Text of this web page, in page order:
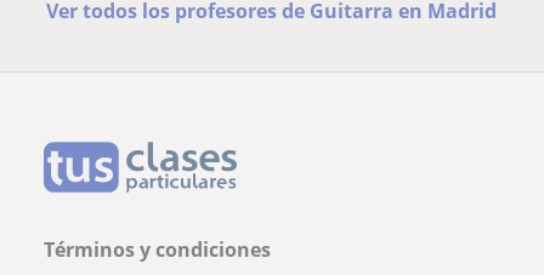
Ver todos los profesores de Guitarra en Madrid
Términos y condiciones